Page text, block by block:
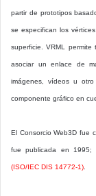
partir de prototipos
se especifican los
superficie. VRML
asociar un enlace de
imágenes, vídeos u
componente gráfico en
El Consorcio Web3D fue
fue publicada en 1995;
(ISO/IEC DIS 14772-1)